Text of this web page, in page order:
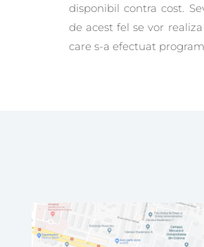
disponibil contra cost.
de acest fel se vor
care s-a efectuat